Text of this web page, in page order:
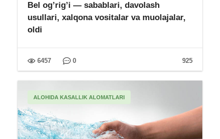
Bel og’rig’i — sabablari, davolash
usullari, xalqona vositalar va muolajalar,
oldi
925
6457 0
ALOHIDA KASALLIK ALOMATLARI